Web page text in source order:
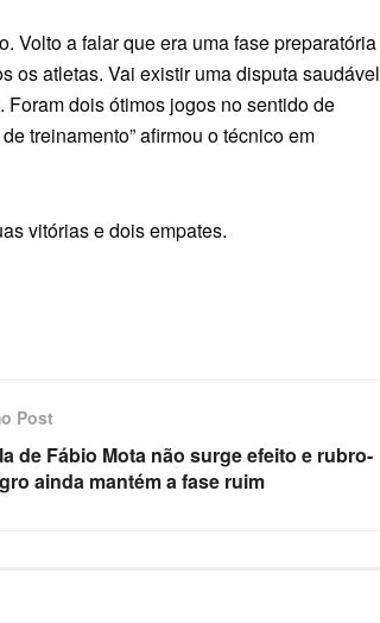
Volto a falar que era uma fase preparatória
os atletas. Vai existir uma disputa saudável
dois ótimos jogos no sentido de
treinamento” afirmou o técnico em
vitórias e dois empates.
Post
de Fábio Mota não surge efeito e rubro-
ainda mantém a fase ruim